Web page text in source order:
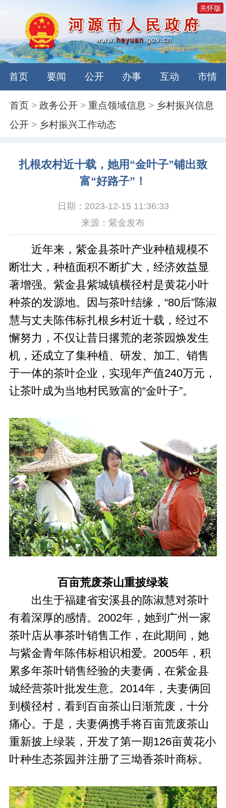
关怀版
首页 要闻 公开 办事 互动 市情
首页 >政务公开 >重点领域信息 > 乡村振兴信息
公开 > 乡村振兴工作动态
扎根农村近十载，她用“金叶子”铺出致
富“好路子”！
日期：2023-12-15 11:36:33
来源：紫金发布
近年来，紫金县茶叶产业种植规模不
断壮大，种植面积不断扩大，经济效益显
著增强。紫金县紫城镇横径村是黄花小叶
种茶的发源地。因与茶叶结缘，“80后”陈淑
慧与丈夫陈伟标扎根乡村近十载，经过不
懈努力，不仅让昔日撂荒的老茶园焕发生
机，还成立了集种植、研发、加工、销售
于一体的茶叶企业，实现年产值240万元，
让茶叶成为当地村民致富的“金叶子”。
百亩荒废茶山重披绿装
出生于福建省安溪县的陈淑慧对茶叶
有着深厚的感情。2002年，她到广州一家
茶叶店从事茶叶销售工作，在此期间，她
与紫金青年陈伟标相识相爱。2005年，积
累多年茶叶销售经验的夫妻俩，在紫金县
城经营茶叶批发生意。2014年，夫妻俩回
到横径村，看到百亩茶山日渐荒废，十分
痛心。于是，夫妻俩携手将百亩荒废茶山
重新披上绿装，开发了第一期126亩黄花小
叶种生态茶园并注册了三坳香茶叶商标。